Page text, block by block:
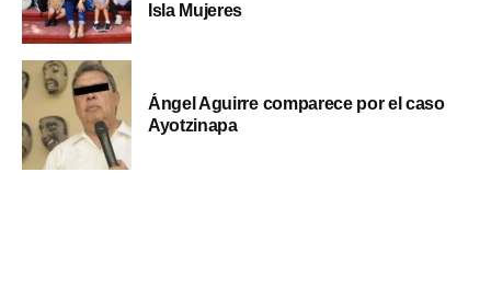
Isla Mujeres
Ángel Aguirre comparece por el caso
Ayotzinapa